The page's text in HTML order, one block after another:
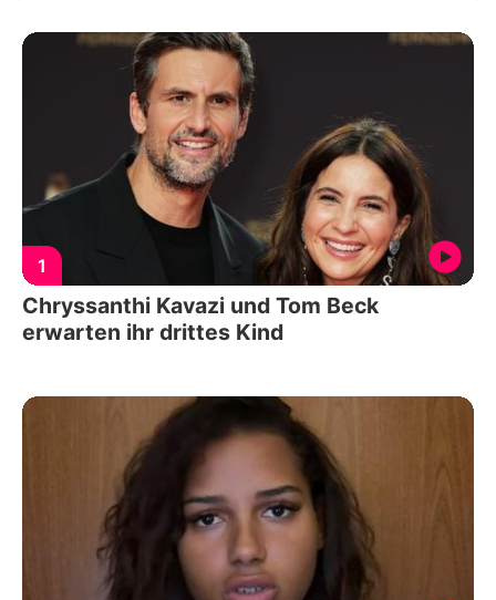
1
Chryssanthi Kavazi und Tom Beck
erwarten ihr drittes Kind